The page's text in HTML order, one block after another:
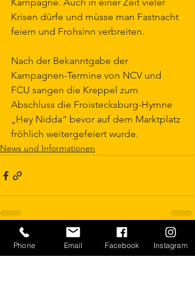
Krisen dürfe und müsse man Fastnacht
feiern und Frohsinn verbreiten.
Nach der Bekanntgabe der
Kampagnen-Termine von NCV und
FCU sangen die Kreppel zum
Abschluss die Froistecksburg-Hymne
„Hey Nidda“ bevor auf dem Marktplatz
fröhlich weitergefeiert wurde.
News und Informationen
Aktuelle Beiträge Alle ansehen
Phone Email Facebook Instagram